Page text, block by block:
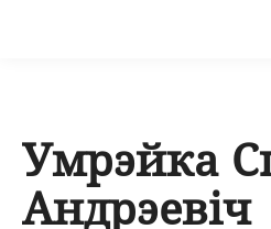
Умрэйка
Андрэевіч